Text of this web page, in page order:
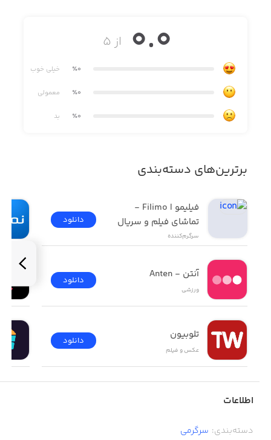
از ۵ 0.0
٪0 خیلی خوب
٪0 معمولی
٪0 بد
برترین‌های دسته‌بندی
تماشای فیلم و سریال
سرگرم‌کننده
دانلود
آنتن - Anten
ورزشی
دانلود
تلوبیون
عکس و فیلم
دانلود
اطلاعات
دسته‌بندی: سرگرمی